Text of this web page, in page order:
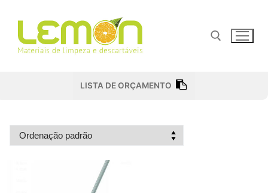
para
conteúdo
Pesquisar por:
LISTA DE ORÇAMENTO